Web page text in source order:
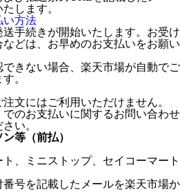
します。
い方法
手続きが開始いたします。お受け
どは、お早めのお支払いをお願い
きない場合、楽天市場が自動でご
。
文にはご利用いただけません。
のお支払いに関するお問い合わせ
さい。
等（前払）
、ミニストップ、セイコーマート
号を記載したメールを楽天市場か